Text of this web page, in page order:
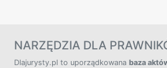
NARZĘDZIA DLA
Dlajurysty.pl to uporządkowana baza